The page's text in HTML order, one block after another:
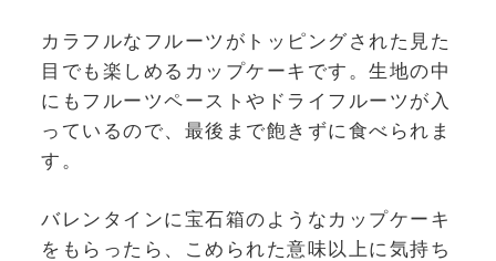
カラフルなフルーツがトッピングされた見た
目でも楽しめるカップケーキです。生地の中
にもフルーツペーストやドライフルーツが入
っているので、最後まで飽きずに食べられま
す。
バレンタインに宝石箱のようなカップケーキ
をもらったら、こめられた意味以上に気持ち